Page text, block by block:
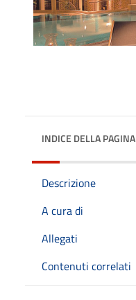
INDICE DELLA PAGINA
Descrizione
A cura di
Allegati
Contenuti correlati